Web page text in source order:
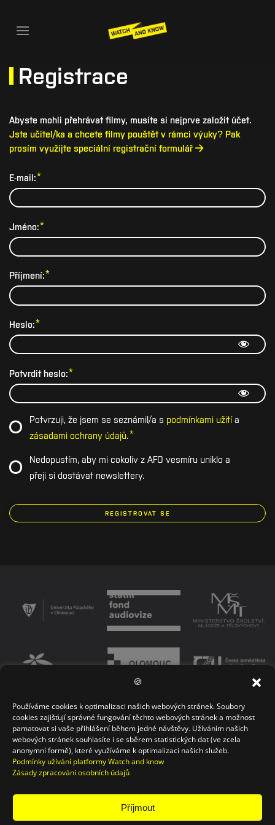
🍪
Používáme cookies k optimalizaci našich webových stránek. Soubory
cookies zajišťují správné fungování těchto webových stránek a možnost
pamatovat si vaše přihlášení během jedné návštěvy. Užíváním našich
webových stránek souhlasíte i se sběrem statistických dat (ve zcela
anonymní formě), které využíváme k optimalizaci našich služeb.
Podmínky užívání platformy Watch and know
Zásady zpracování osobních údajů
Příjmout
Registrace
Abyste mohli přehrávat filmy, musíte si nejprve založit účet.
Jste učitel/ka a chcete filmy pouštět v rámci výuky? Pak
prosím využijte speciální registrační formulář →
E-mail:*
Jméno:*
Příjmení:*
Heslo:*
Potvrdit heslo:*
Potvrzuji, že jsem se seznámil/a s podmínkami užitía
zásadami ochrany údajů.*
Nedopustím, aby mi cokoliv z AFO vesmíru uniklo a
přeji si dostávat newslettery.
PODMÍNKY UŽÍVÁNÍ PLATFORMY ZÁSADY OCHRANY OSOBNÍCH ÚDAJŮ
KONTAKT